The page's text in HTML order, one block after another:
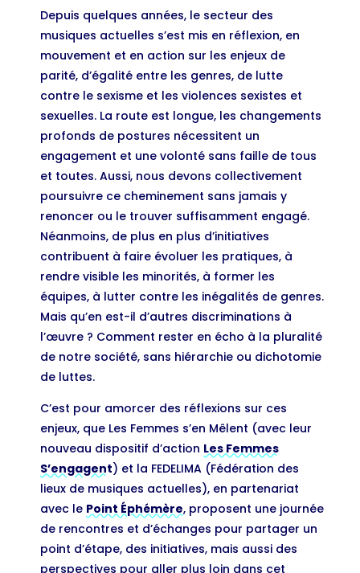
Depuis quelques années, le secteur des
musiques actuelles s’est mis en réflexion, en
mouvement et en action sur les enjeux de
parité, d’égalité entre les genres, de lutte
contre le sexisme et les violences sexistes et
sexuelles. La route est longue, les changements
profonds de postures nécessitent un
engagement et une volonté sans faille de tous
et toutes. Aussi, nous devons collectivement
poursuivre ce cheminement sans jamais y
renoncer ou le trouver suffisamment engagé.
Néanmoins, de plus en plus d’initiatives
contribuent à faire évoluer les pratiques, à
rendre visible les minorités, à former les
équipes, à lutter contre les inégalités de genres.
Mais qu’en est-il d’autres discriminations à
l’œuvre ? Comment rester en écho à la pluralité
de notre société, sans hiérarchie ou dichotomie
de luttes.
C’est pour amorcer des réflexions sur ces
enjeux, que Les Femmes s’en Mêlent (avec leur
nouveau dispositif d’action Les Femmes
S’engagent) et la FEDELIMA (Fédération des
lieux de musiques actuelles), en partenariat
avec le Point Éphémère, proposent une journée
de rencontres et d’échanges pour partager un
point d’étape, des initiatives, mais aussi des
perspectives pour aller plus loin dans cet